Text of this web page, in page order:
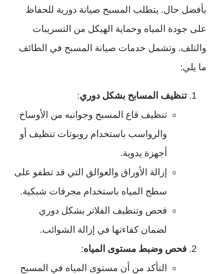
بأفضل حال. يتطلب المسبح صيانة دورية للحفاظ
على جودة المياه وحماية الهيكل من التسريبات
والتلف. وتشمل خدمات صيانة المسبح في الطائف
ما يلي:
تنظيف المسابح بشكل دوري:
تنظيف قاع المسبح وجوانبه من الأوساخ
والرواسب باستخدام روبوتات تنظيف أو
أجهزة يدوية.
إزالة الأوراق والعوالق التي قد تطفو على
سطح المياه باستخدام مجرفات شبكية.
فحص وتنظيف الفلاتر بشكل دوري
لضمان كفاءتها في إزالة الشوائب.
فحص وضبط مستوى المياه:
التأكد من أن مستوى المياه في المسبح